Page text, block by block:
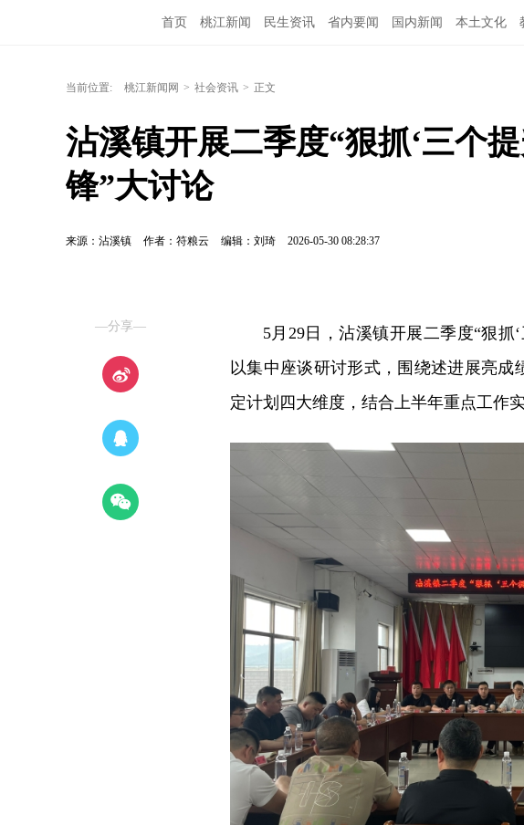
首页 桃江新闻 民生资讯 省内要闻 国内新闻 本土文化
当前位置: 桃江新闻网 > 社会资讯 > 正文
沾溪镇开展二季度“狠抓‘三个提
锋”大讨论
来源：沾溪镇 作者：符粮云 编辑：刘琦 2026-05-30 08:28:37
—分享—
5月29日，沾溪镇开展二季度“狠抓
以集中座谈研讨形式，围绕述进展亮
定计划四大维度，结合上半年重点工作